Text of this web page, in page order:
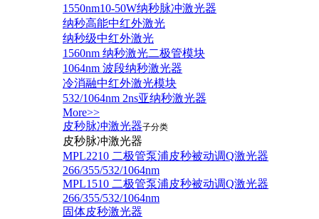
1550nm10-50W纳秒脉冲激光器
纳秒高能中红外激光
纳秒级中红外激光
1560nm 纳秒激光二极管模块
1064nm 波段纳秒激光器
冷消融中红外激光模块
532/1064nm 2ns亚纳秒激光器
More>>
皮秒脉冲激光器子分类
皮秒脉冲激光器
​MPL2210 二极管泵浦皮秒被动调Q激光器
266/355/532/1064nm
MPL1510 二极管泵浦皮秒被动调Q激光器
266/355/532/1064nm
固体皮秒激光器